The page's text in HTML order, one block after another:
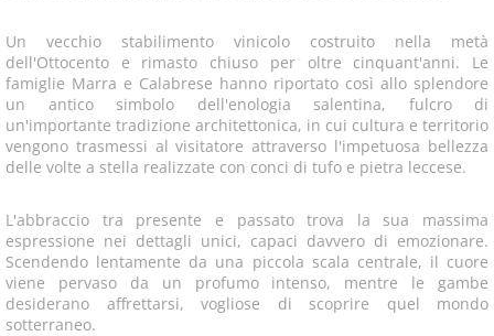
Un vecchio stabilimento vinicolo costruito nella metà
dell'Ottocento e rimasto chiuso per oltre cinquant'anni. Le
famiglie Marra e Calabrese hanno riportato così allo splendore
un antico simbolo dell'enologia salentina, fulcro di
un'importante tradizione architettonica, in cui cultura e territorio
vengono trasmessi al visitatore attraverso l'impetuosa bellezza
delle volte a stella realizzate con conci di tufo e pietra leccese.
L'abbraccio tra presente e passato trova la sua massima
espressione nei dettagli unici, capaci davvero di emozionare.
Scendendo lentamente da una piccola scala centrale, il cuore
viene pervaso da un profumo intenso, mentre le gambe
desiderano affrettarsi, vogliose di scoprire quel mondo
sotterraneo.